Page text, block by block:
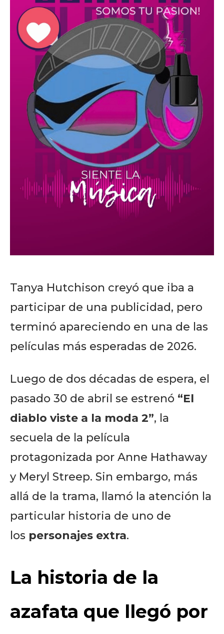
Tanya Hutchison creyó que iba a
participar de una publicidad, pero
terminó apareciendo en una de las
películas más esperadas de 2026.
Luego de dos décadas de espera, el
pasado 30 de abril se estrenó “El
diablo viste a la moda 2”, la
secuela de la película
protagonizada por Anne Hathaway
y Meryl Streep. Sin embargo, más
allá de la trama, llamó la atención la
particular historia de uno de
los personajes extra.
La historia de la
azafata que llegó por